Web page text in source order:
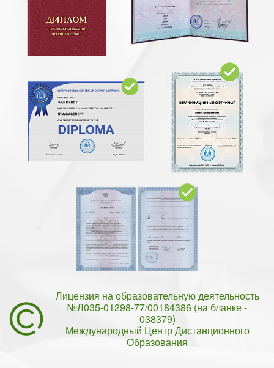
Лицензия на образовательную деятельность
№Л035-01298-77/00184386 (на бланке -
038379)
Международный Центр Дистанционного
Образования